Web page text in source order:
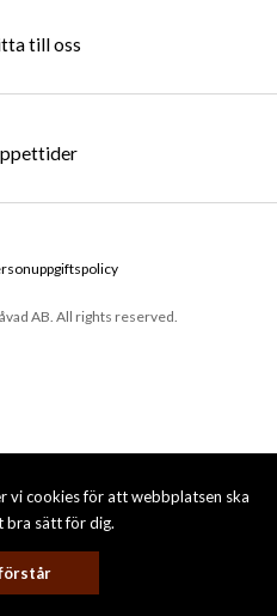
vi cookies för att webbplatsen ska
bra sätt för dig.
till oss
AB. All rights reserved.